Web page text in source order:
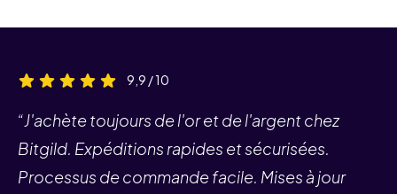
9,9 / 10
“J'achète toujours de l'or et de l'argent chez
Bitgild. Expéditions rapides et sécurisées.
Processus de commande facile. Mises à jour